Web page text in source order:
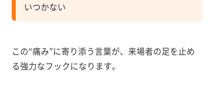
いつかない
この“痛み”に寄り添う言葉が、来場者の足を止め
る強力なフックになります。